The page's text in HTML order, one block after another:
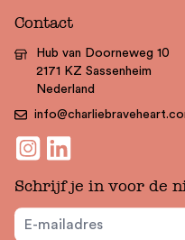
Contact
Hub van Doorneweg 10
2171 KZ Sassenheim
Nederland
Schrijf je in voor de